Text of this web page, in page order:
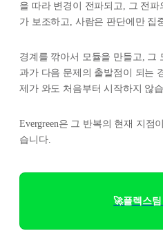
을 따라 변경이 전파되고, 그 전
가 보조하고, 사람은 판단에만 집
경계를 깎아서 모듈을 만들고, 그
과가 다음 문제의 출발점이 되는
제가 와도 처음부터 시작하지 않
Evergreen은 그 반복의 현재 지점
습니다.
🚀플렉스팀